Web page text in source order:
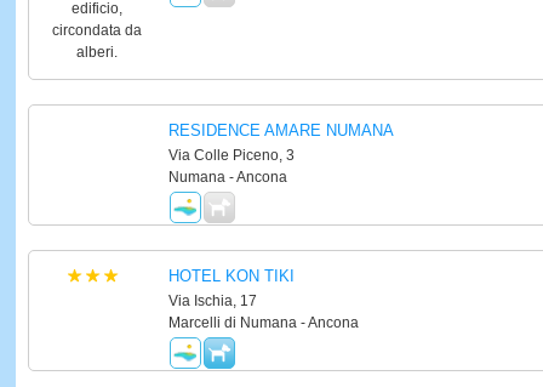
RESIDENCE AMARE NUMANA
Via Colle Piceno, 3
Numana - Ancona
HOTEL KON TIKI
Via Ischia, 17
Marcelli di Numana - Ancona